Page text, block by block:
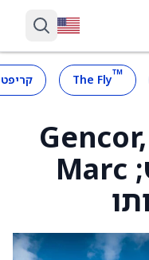
™
The Fly
יושב הראש של Gencor,
EJ Elliott, פורש; Marc